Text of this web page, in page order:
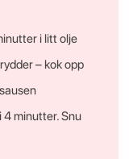
i litt olje
– kok opp
4 minutter. Snu